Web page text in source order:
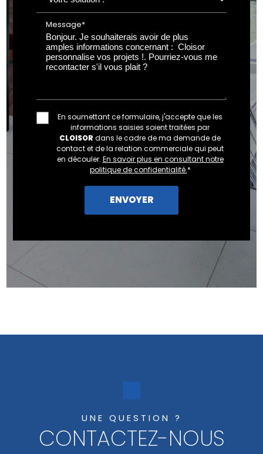
Message*
En soumettant ce formulaire, j'accepte que les
informations saisies soient traitées par
CLOISOR dans le cadre de ma demande de
contact et de la relation commerciale qui peut
en découler. En savoir plus en consultant notre
politique de confidentialité.*
UNE QUESTION ?
CONTACTEZ-NOUS